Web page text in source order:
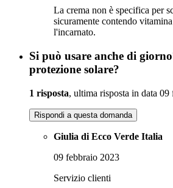
La crema non è specifica per
sicuramente contendo
l'incarnato.
Si può usare anche di
protezione solare?
1 risposta, ultima risposta in data
Rispondi a questa domanda
Giulia di Ecco Verde Italia
09 febbraio 2023
Servizio clienti